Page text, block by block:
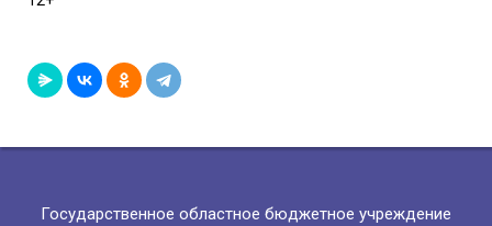
Государственное областное бюджетное учреждение